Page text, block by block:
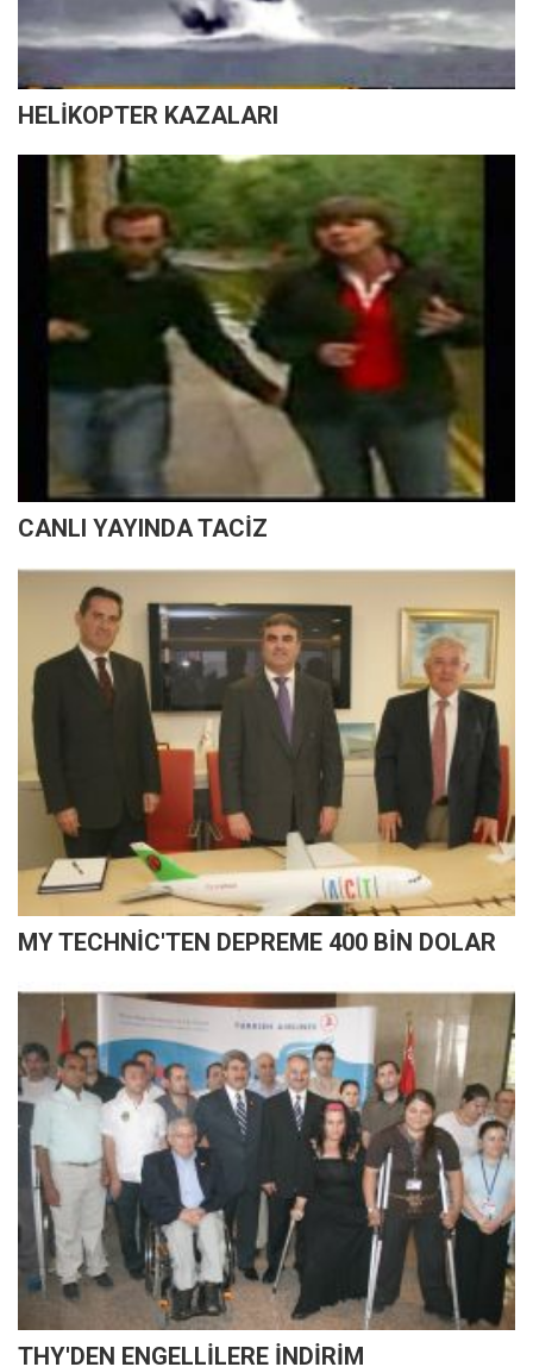
HELİKOPTER KAZALARI
CANLI YAYINDA TACİZ
MY TECHNİC'TEN DEPREME 400 BİN DOLAR
THY'DEN ENGELLİLERE İNDİRİM